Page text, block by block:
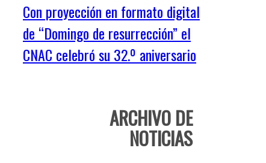
Con proyección en formato digital
de “Domingo de resurrección” el
CNAC celebró su 32.º aniversario
ARCHIVO DE
NOTICIAS